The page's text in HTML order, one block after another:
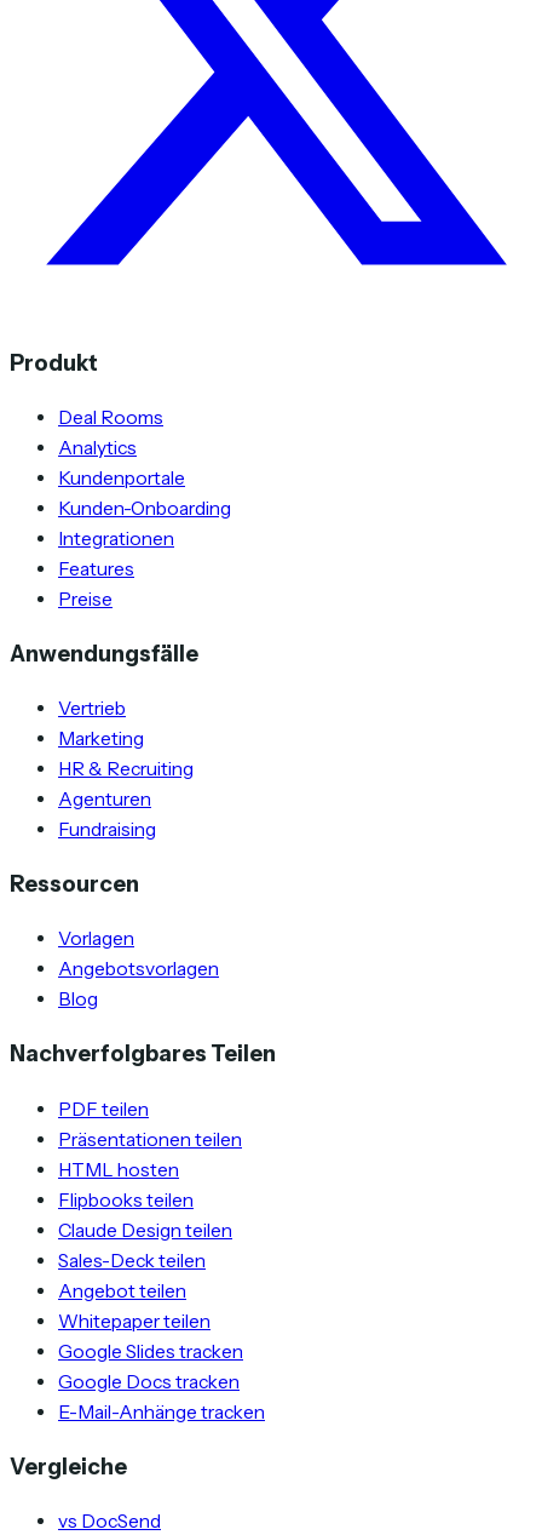
Produkt
Deal Rooms
Analytics
Kundenportale
Kunden-Onboarding
Integrationen
Features
Preise
Anwendungsfälle
Vertrieb
Marketing
HR & Recruiting
Agenturen
Fundraising
Ressourcen
Vorlagen
Angebotsvorlagen
Blog
Nachverfolgbares Teilen
PDF teilen
Präsentationen teilen
HTML hosten
Flipbooks teilen
Claude Design teilen
Sales-Deck teilen
Angebot teilen
Whitepaper teilen
Google Slides tracken
Google Docs tracken
E-Mail-Anhänge tracken
Vergleiche
vs DocSend